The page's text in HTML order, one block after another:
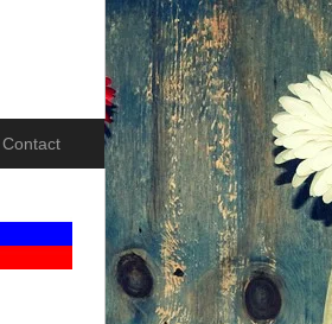
Contact